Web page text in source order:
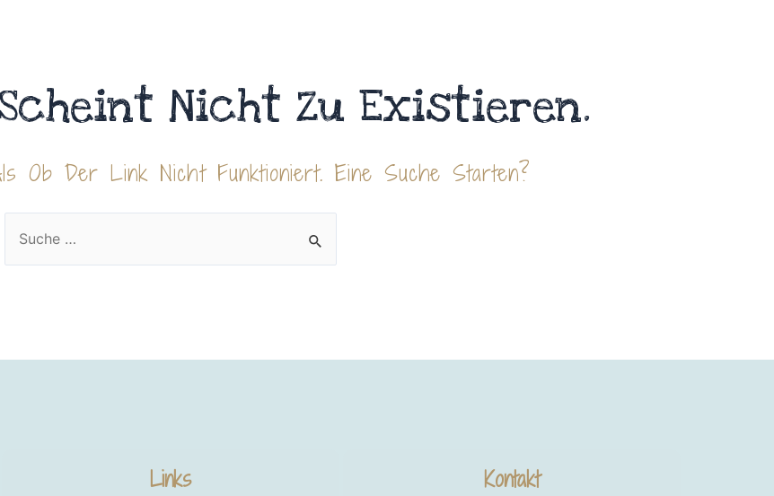
Nicht Zu Existieren.
Ob Der Link Nicht Funktioniert. Eine Suche Starten?
Links Kontakt